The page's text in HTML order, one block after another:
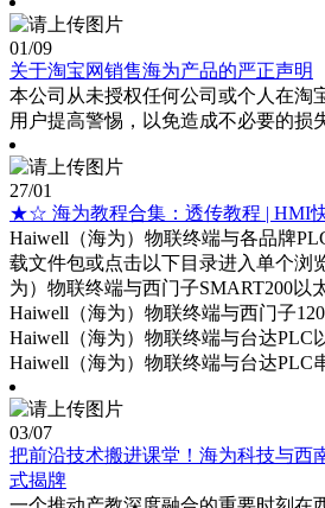
01/09
关于淘宝网销售海为产品的严正声明
本公司从未授权任何公司或个人在淘
用户提高警惕，以免造成不必要的损
27/01
★☆ 海为教程合集：透传教程 | HMI
Haiwell（海为）物联终端与各品牌
载文件包或点击以下目录进入单个浏
为）物联终端与西门子SMART200以
Haiwell（海为）物联终端与西门子
Haiwell（海为）物联终端与台达PLC
Haiwell（海为）物联终端与台达PLC
03/07
把前沿技术搬进课堂！海为科技与西
式揭牌